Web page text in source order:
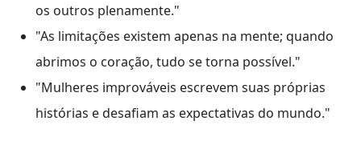
os outros plenamente."
"As limitações existem apenas na mente; quando
abrimos o coração, tudo se torna possível."
"Mulheres improváveis escrevem suas próprias
histórias e desafiam as expectativas do mundo."